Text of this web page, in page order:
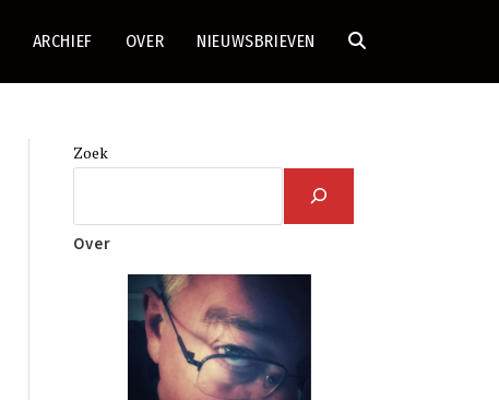
ARCHIEF OVER NIEUWSBRIEVEN TOGGLE
Zoek
Over